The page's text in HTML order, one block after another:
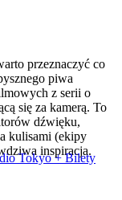
przeznaczyć co
piwa
z serii o
się za kamerą. To
dźwięku,
kulisami (ekipy
inspiracja.
Tokyo + Bilety